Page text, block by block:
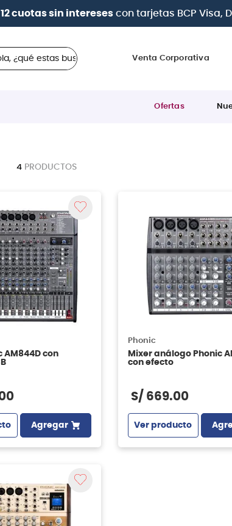
cuotas sin interesescon tarjetas BCP Visa,
estas buscando?
Venta Corporativa
Ofertas
4 PRODUCTOS
AM844D con
Agregar
Phonic
Mixer análogo Phonic
con efecto
S/ 669.00
Ver producto